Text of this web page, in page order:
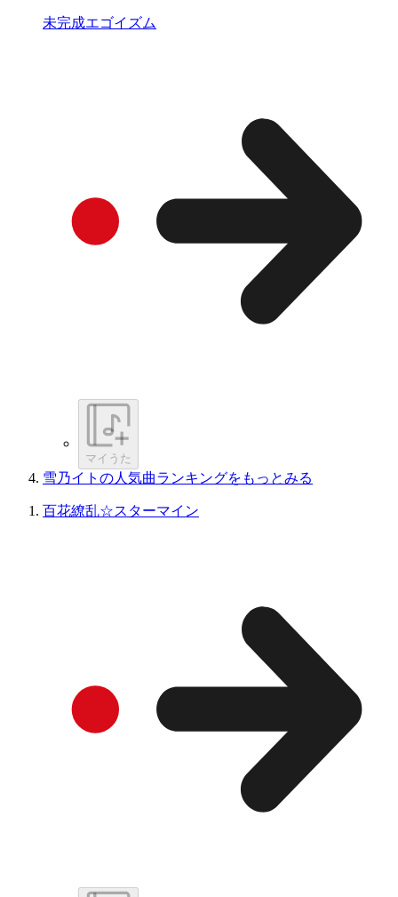
未完成エゴイズム
マイうた
雪乃イトの人気曲ランキングをもっとみる
百花繚乱☆スターマイン